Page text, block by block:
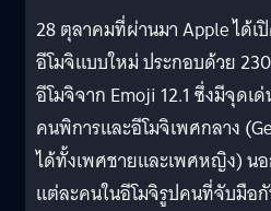
28 ตุลาคมที่ผ่านมา Apple ได้เ
อีโมจิแบบใหม่ ประกอบด้วย
อีโมจิจาก Emoji 12.1 ซึ่งมีจุดเ
คนพิการและอีโมจิเพศกลาง
ได้ทั้งเพศชายและเพศหญิง) น
แต่ละคนในอีโมจิรูปคนที่จับมือ